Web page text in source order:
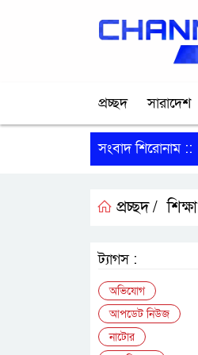
প্রচ্ছদ সারাদেশ
সংবাদ শিরোনাম ::
প্রচ্ছদ / শিক্ষা
ট্যাগস :
অভিযোগ
আপডেট নিউজ
নাটোর